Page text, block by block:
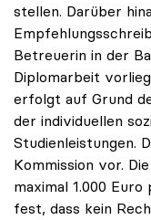
stellen. Darüber
Betreuerin in der
Diplomarbeit
erfolgt auf Grund
der individuellen
Studienleistungen.
Kommission vor.
maximal 1.000
fest, dass kein